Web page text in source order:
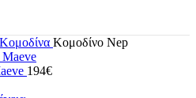
Κομοδίνα Κομοδίνο Nep
194€